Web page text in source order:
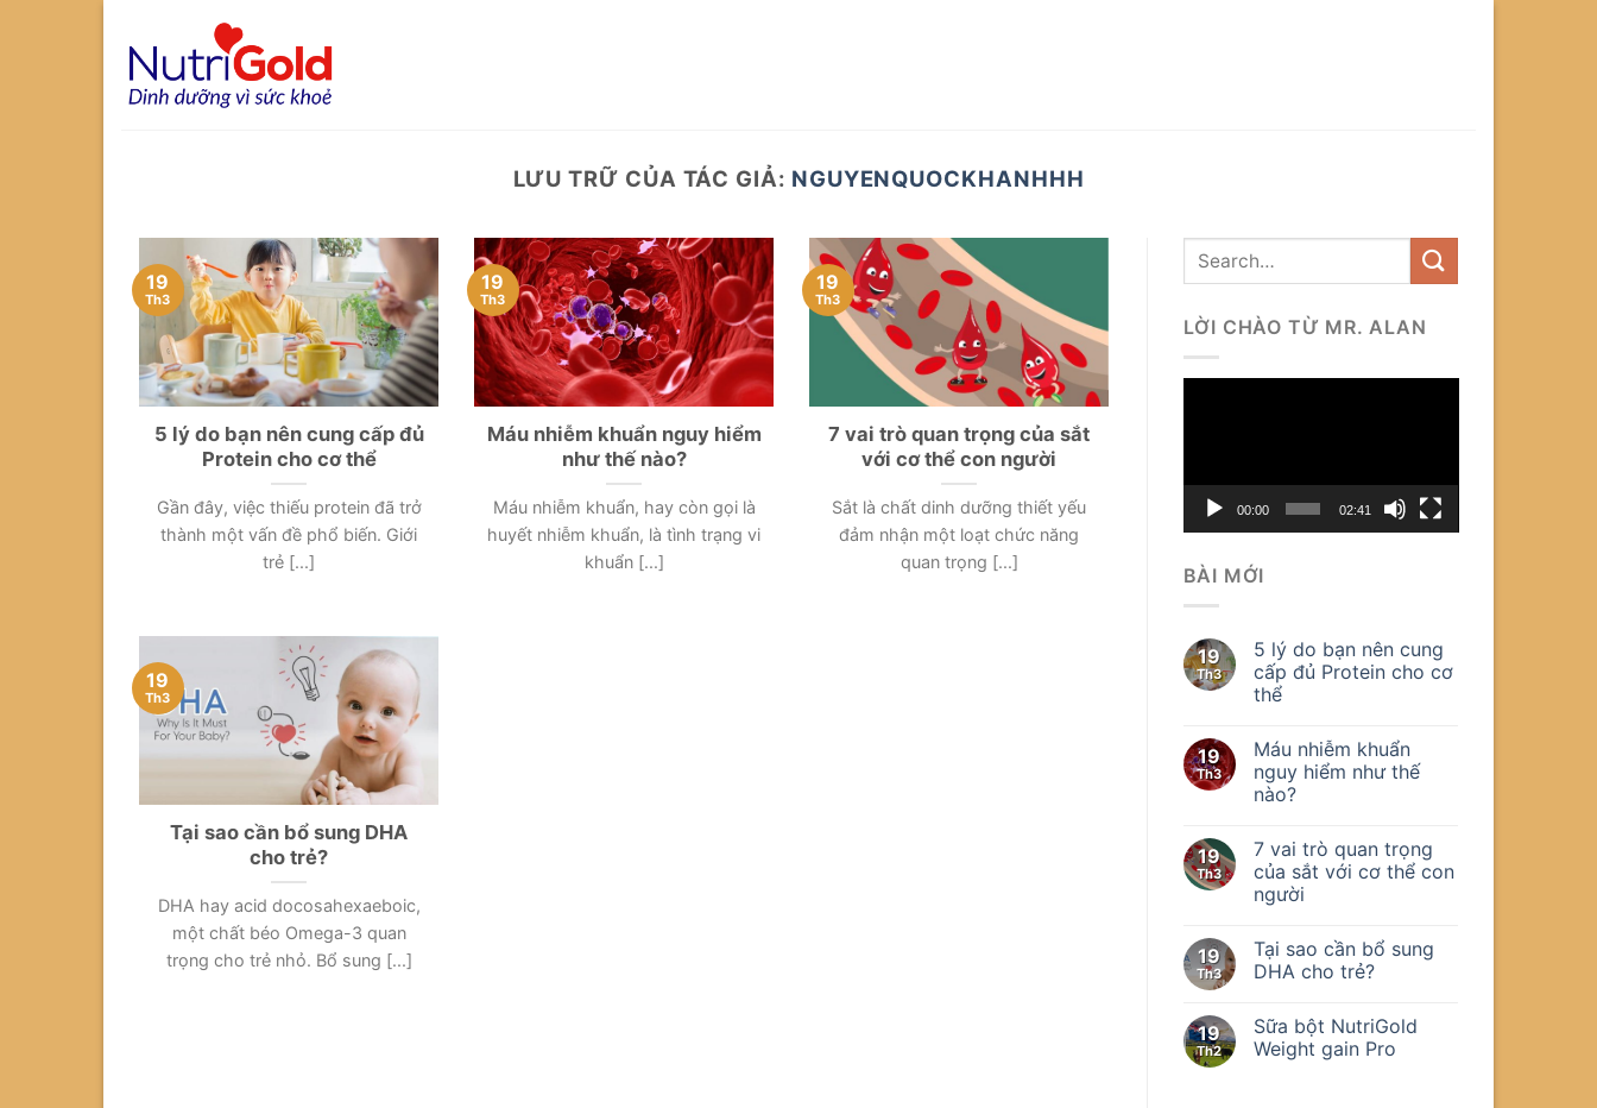
đến
dung
LƯU TRỮ CỦA TÁC GIẢ: NGUYENQUOCKHANHHH
5 lý do bạn nên cung cấp đủ
Protein cho cơ thể
Gần đây, việc thiếu protein đã trở
thành một vấn đề phổ biến. Giới
trẻ [...]
19
Th3
Máu nhiễm khuẩn nguy hiểm
như thế nào?
Máu nhiễm khuẩn, hay còn gọi là
huyết nhiễm khuẩn, là tình trạng vi
khuẩn [...]
19
Th3
7 vai trò quan trọng của sắt
với cơ thể con người
Sắt là chất dinh dưỡng thiết yếu
đảm nhận một loạt chức năng
quan trọng [...]
19
Th3
Tại sao cần bổ sung DHA
cho trẻ?
DHA hay acid docosahexaeboic,
một chất béo Omega-3 quan
trọng cho trẻ nhỏ. Bổ sung [...]
19
Th3
LỜI CHÀO TỪ MR. ALAN
00:00 02:41
BÀI MỚI
19
Th3
5 lý do bạn nên cung
cấp đủ Protein cho cơ
thể
19
Th3
Máu nhiễm khuẩn
nguy hiểm như thế
nào?
19
Th3
7 vai trò quan trọng
của sắt với cơ thể con
người
19
Th3
Tại sao cần bổ sung
DHA cho trẻ?
19
Th2
Sữa bột NutriGold
Weight gain Pro